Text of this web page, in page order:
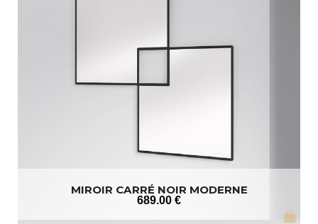
MIROIR CARRÉ NOIR MODERNE
689.00 €